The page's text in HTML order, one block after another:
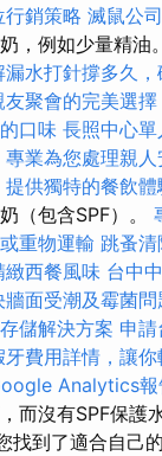
行銷策略 滅鼠公
，例如少量精
水打針撐多久
聚會的完美選擇
口味 長照中心
業為您處理親
提供獨特的餐飲體
（包含SPF）。
重物運輸 跳蚤
西餐風味 台中
面受潮及霉菌問
儲解決方案 申
牙費用詳情，讓
Analytics報
而沒有SPF保護
找到了適合自己